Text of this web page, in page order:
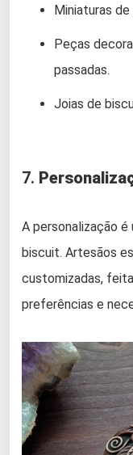
Miniaturas
Peças
passadas.
Joias de
7.
A personalização
biscuit. Artesãos
customizadas,
preferências e